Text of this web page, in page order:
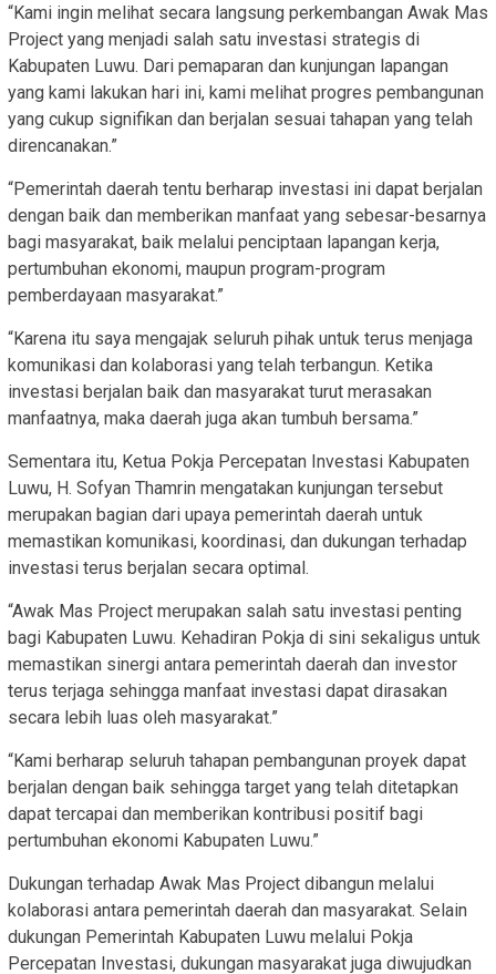
“Kami ingin melihat secara langsung perkembangan Awak Mas
Project yang menjadi salah satu investasi strategis di
Kabupaten Luwu. Dari pemaparan dan kunjungan lapangan
yang kami lakukan hari ini, kami melihat progres pembangunan
yang cukup signifikan dan berjalan sesuai tahapan yang telah
direncanakan.”
“Pemerintah daerah tentu berharap investasi ini dapat berjalan
dengan baik dan memberikan manfaat yang sebesar-besarnya
bagi masyarakat, baik melalui penciptaan lapangan kerja,
pertumbuhan ekonomi, maupun program-program
pemberdayaan masyarakat.”
“Karena itu saya mengajak seluruh pihak untuk terus menjaga
komunikasi dan kolaborasi yang telah terbangun. Ketika
investasi berjalan baik dan masyarakat turut merasakan
manfaatnya, maka daerah juga akan tumbuh bersama.”
Sementara itu, Ketua Pokja Percepatan Investasi Kabupaten
Luwu, H. Sofyan Thamrin mengatakan kunjungan tersebut
merupakan bagian dari upaya pemerintah daerah untuk
memastikan komunikasi, koordinasi, dan dukungan terhadap
investasi terus berjalan secara optimal.
“Awak Mas Project merupakan salah satu investasi penting
bagi Kabupaten Luwu. Kehadiran Pokja di sini sekaligus untuk
memastikan sinergi antara pemerintah daerah dan investor
terus terjaga sehingga manfaat investasi dapat dirasakan
secara lebih luas oleh masyarakat.”
“Kami berharap seluruh tahapan pembangunan proyek dapat
berjalan dengan baik sehingga target yang telah ditetapkan
dapat tercapai dan memberikan kontribusi positif bagi
pertumbuhan ekonomi Kabupaten Luwu.”
Dukungan terhadap Awak Mas Project dibangun melalui
kolaborasi antara pemerintah daerah dan masyarakat. Selain
dukungan Pemerintah Kabupaten Luwu melalui Pokja
Percepatan Investasi, dukungan masyarakat juga diwujudkan